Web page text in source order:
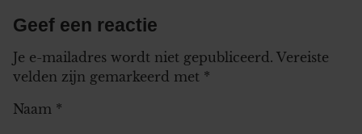
Geef een reactie
Je e-mailadres wordt niet gepubliceerd. Vereiste
velden zijn gemarkeerd met *
Naam *